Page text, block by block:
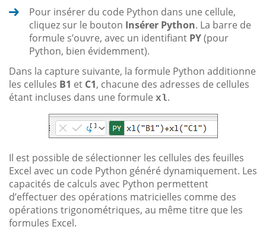
Pour insérer du code Python dans une cellule,
cliquez sur le bouton Insérer Python. La barre de
formule s’ouvre, avec un identifiant PY(pour
Python, bien évidemment).
Dans la capture suivante, la formule Python additionne
les cellules B1 et C1, chacune des adresses de cellules
étant incluses dans une formule xl.
Il est possible de sélectionner les cellules des feuilles
Excel avec un code Python généré dynamiquement. Les
capacités de calculs avec Python permettent
d’effectuer des opérations matricielles comme des
opérations trigonométriques, au même titre que les
formules Excel.